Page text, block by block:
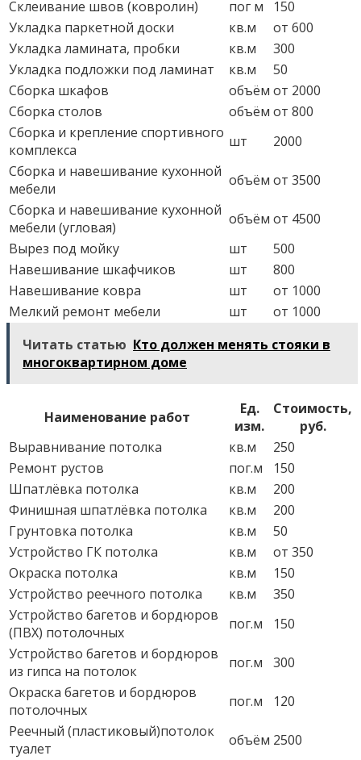
Склеивание швов (ковролин)
пог м
150
Укладка паркетной доски
кв.м
от 600
Укладка ламината, пробки
кв.м
300
Укладка подложки под ламинат
кв.м
50
Сборка шкафов
объём от 2000
Сборка столов
объём от 800
Сборка и крепление спортивного
комплекса
шт
2000
Сборка и навешивание кухонной
мебели
объём от 3500
Сборка и навешивание кухонной
мебели (угловая)
объём от 4500
Вырез под мойку
шт
500
Навешивание шкафчиков
шт
800
Навешивание ковра
шт
от 1000
Мелкий ремонт мебели
шт
от 1000
Читать статью Кто должен менять стояки в
многоквартирном доме
Наименование работ
Ед.
изм.
Стоимость,
руб.
Выравнивание потолка
кв.м
250
Ремонт рустов
пог.м
150
Шпатлёвка потолка
кв.м
200
Финишная шпатлёвка потолка
кв.м
200
Грунтовка потолка
кв.м
50
Устройство ГК потолка
кв.м
от 350
Окраска потолка
кв.м
150
Устройство реечного потолка
кв.м
350
Устройство багетов и бордюров
(ПВХ) потолочных
пог.м
150
Устройство багетов и бордюров
из гипса на потолок
пог.м
300
Окраска багетов и бордюров
потолочных
пог.м
120
Реечный (пластиковый)потолок
туалет
объём 2500